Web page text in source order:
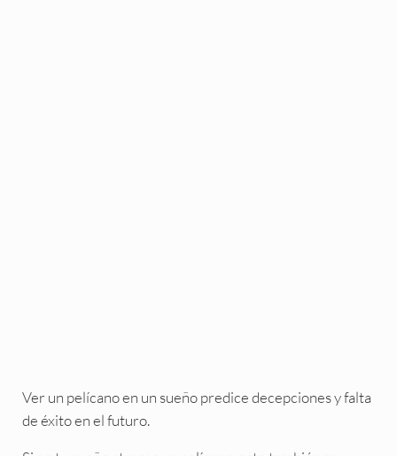
Ver un pelícano en un sueño predice decepciones y falta
de éxito en el futuro.